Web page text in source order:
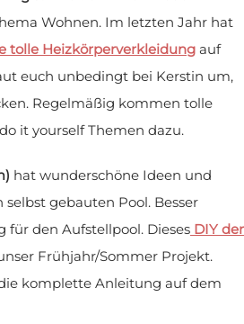
Wohnen. Im letzten Jahr hat
tolle Heizkörperverkleidung auf
euch unbedingt bei Kerstin um,
Regelmäßig kommen tolle
it yourself Themen dazu.
hat wunderschöne Ideen und
gebauten Pool. Besser
für den Aufstellpool. Dieses DIY der
Frühjahr/Sommer Projekt.
komplette Anleitung auf dem